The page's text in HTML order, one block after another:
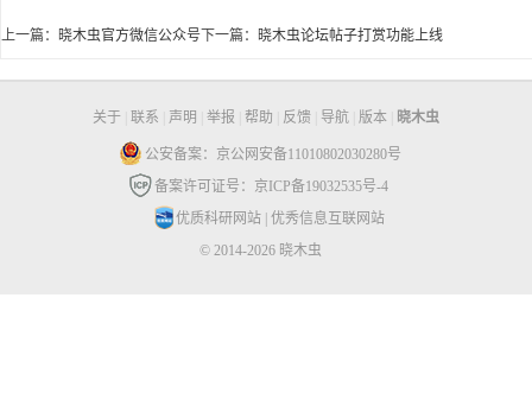
上一篇： 晓木虫官方微信公众号 下一篇： 晓木虫论坛帖子打赏功能上线
关于 联系 声明 举报 帮助 反馈 导航 版本 晓木虫
公安备案：京公网安备11010802030280号
备案许可证号：京ICP备19032535号-4
优质科研网站| 优秀信息互联网站
© 2014-2026 晓木虫